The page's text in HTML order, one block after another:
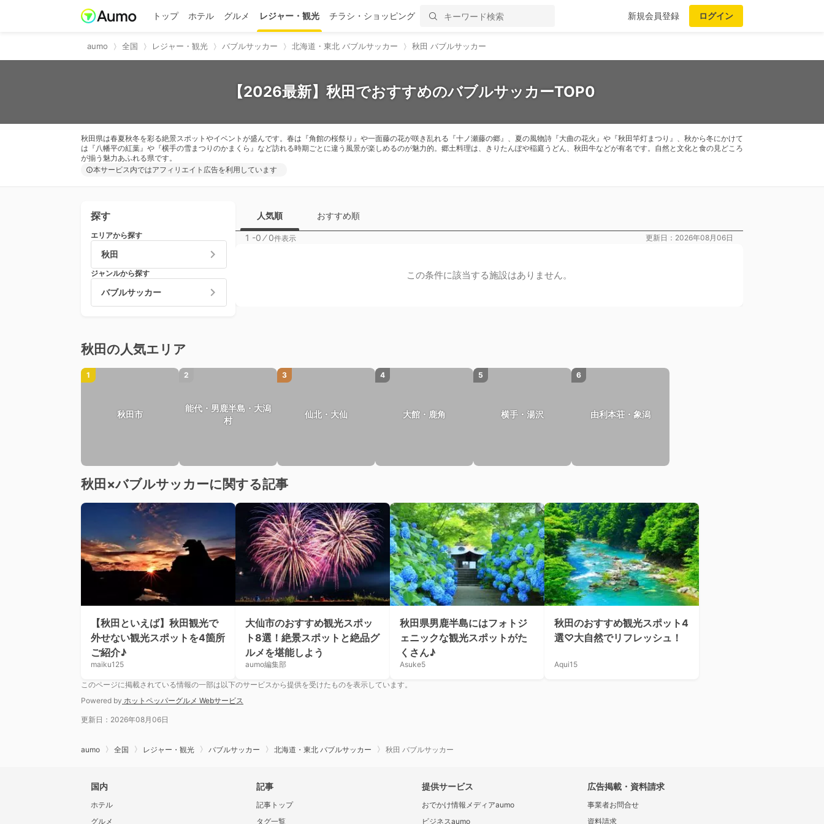
トップ ホテル グルメ レジャー・観光 チラシ・ショッピング 新規会員登録 ログイン
aumo 全国 レジャー・観光 バブルサッカー 北海道・東北 バブルサッカー 秋田 バブルサッカー
【2026最新】秋田でおすすめのバブルサッカーTOP0
秋田県は春夏秋冬を彩る絶景スポットやイベントが盛んです。春は『角館の桜祭り』や一面藤の花が咲き乱れる『十ノ瀬藤の郷』、夏の風物詩『大曲の花火』や『秋田竿灯まつり』、秋から冬にかけて
は『八幡平の紅葉』や『横手の雪まつりのかまくら』など訪れる時期ごとに違う風景が楽しめるのが魅力的。郷土料理は、きりたんぽや稲庭うどん、秋田牛などが有名です。自然と文化と食の見どころ
が揃う魅力あふれる県です。
本サービス内ではアフィリエイト広告を利用しています
探す
エリアから探す
秋田
ジャンルから探す
バブルサッカー
人気順 おすすめ順
1 -0 ⁄0件表示 更新日：2026年08月06日
この条件に該当する施設はありません。
秋田の人気エリア
1
秋田市
2
能代・男鹿半島・大潟
村
3
仙北・大仙
4
大館・鹿角
5
横手・湯沢
6
由利本荘・象潟
秋田×バブルサッカーに関する記事
【秋田といえば】秋田観光で
外せない観光スポットを4箇所
ご紹介♪
maiku125
大仙市のおすすめ観光スポッ
ト8選！絶景スポットと絶品グ
ルメを堪能しよう
aumo編集部
秋田県男鹿半島にはフォトジ
ェニックな観光スポットがた
くさん♪
Asuke5
秋田のおすすめ観光スポット4
選♡大自然でリフレッシュ！
Aqui15
このページに掲載されている情報の一部は以下のサービスから提供を受けたものを表示しています。
Powered by ホットペッパーグルメ Webサービス
更新日：2026年08月06日
aumo 全国 レジャー・観光 バブルサッカー 北海道・東北 バブルサッカー 秋田 バブルサッカー
国内
ホテル
グルメ
記事
記事トップ
タグ一覧
提供サービス
おでかけ情報メディアaumo
ビジネスaumo
広告掲載・資料請求
事業者お問合せ
資料請求